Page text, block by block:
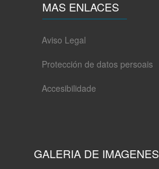
MAS ENLACES
Aviso Legal
Protección de datos persoais
Accesibilidade
GALERIA DE IMAGENES